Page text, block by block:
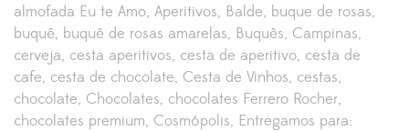
almofada Eu te Amo Aperitivos Balde buque de rosas
buquê buquê de rosas amarelas Buquês Campinas
cerveja cesta aperitivos cesta de aperitivo cesta de
cafe cesta de chocolate Cesta de Vinhos cestas
chocolate Chocolates chocolates Ferrero Rocher
chocolates premium Cosmópolis Entregamos para: